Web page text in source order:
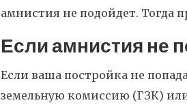
амнистия не подойдет. Тогда
Если амнистия не
Если ваша постройка не
земельную комиссию (ГЗК) или